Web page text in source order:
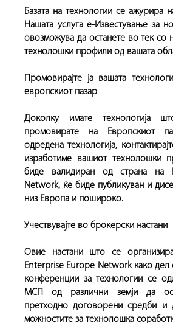
Базата на технологии се ажурира
Нашата услуга е-Известување за
овозможува да останете во тек со
технолошки профили од вашата
Промовирајте ја вашата
европскиот пазар
Доколку имате технологија
промовирате на Европскиот
одредена технологија,
изработиме вашиот технолошки
биде валидиран од страна на
Network, ќе биде публикуван и
низ Европа и пошироко.
Учествувајте во брокерски настани
Овие настани што се
Enterprise Europe Network како дел
конференции за технологии се
МСП од различни земји да
претходно договорени средби и
можностите за технолошка